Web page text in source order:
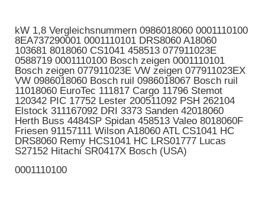
kW 1,8 Vergleichsnummern 0986018060 0001110100
8EA737290001 0001110101 DRS8060 A18060
103681 8018060 CS1041 458513 077911023E
0588719 0001110100 Bosch zeigen 0001110101
Bosch zeigen 077911023E VW zeigen 077911023EX
VW 0986018060 Bosch ruil 0986018067 Bosch ruil
11018060 EuroTec 111817 Cargo 11796 Stemot
120342 PIC 17752 Lester 200511092 PSH 262104
Elstock 311167092 DRI 3373 Sanden 42018060
Herth Buss 4484SP Spidan 458513 Valeo 8018060F
Friesen 91157111 Wilson A18060 ATL CS1041 HC
DRS8060 Remy HCS1041 HC LRS01777 Lucas
S27152 Hitachi SR0417X Bosch (USA)
0001110100